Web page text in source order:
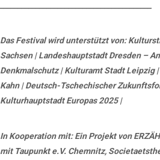
Das Festival wird unterstützt von:
Sachsen | Landeshauptstadt Dresden –
Denkmalschutz | Kulturamt Stadt Leipzig
Kahn | Deutsch-Tschechischer
Kulturhauptstadt Europas 2025 |
In Kooperation mit:Ein Projekt von
mit Taupunkt e.V. Chemnitz,